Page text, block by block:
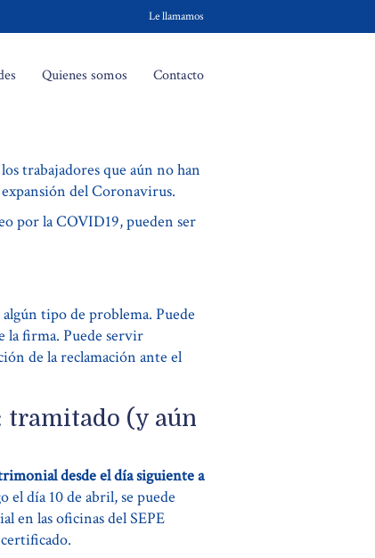
Le llamamos
Quienes somos Contacto
trabajadores que aún no han
del Coronavirus.
por la COVID19, pueden ser
tipo de problema. Puede
la firma. Puede servir
de la reclamación ante el
tramitado (y aún
desde el día siguiente a
el día 10 de abril, se puede
en las oficinas del SEPE